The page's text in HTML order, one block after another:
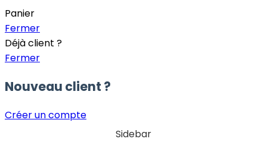
Panier
Fermer
Déjà client ?
Fermer
Nouveau client ?
Créer un compte
Sidebar